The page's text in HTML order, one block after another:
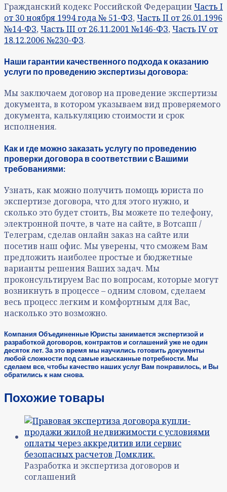
Гражданский кодекс Российской ФедерацииЧасть I
от 30 ноября 1994 года № 51-ФЗ, Часть II от 26.01.1996
№14-ФЗ, Часть III от 26.11.2001 №146-ФЗ, Часть IV от
18.12.2006 №230-ФЗ.
Наши гарантии качественного подхода к оказанию
услуги по проведению экспертизы договора:
Мы заключаем договор на проведение экспертизы
документа, в котором указываем вид проверяемого
документа, калькуляцию стоимости и срок
исполнения.
Как и где можно заказать услугу по проведению
проверки договора в соответствии с Вашими
требованиями:
Узнать, как можно получить помощь юриста по
экспертизе договора, что для этого нужно, и
сколько это будет стоить, Вы можете по телефону,
электронной почте, в чате на сайте, в Вотсапп /
Телеграм, сделав онлайн заказ на сайте или
посетив наш офис. Мы уверены, что сможем Вам
предложить наиболее простые и бюджетные
варианты решения Ваших задач. Мы
проконсультируем Вас по вопросам, которые могут
возникнуть в процессе – одним словом, сделаем
весь процесс легким и комфортным для Вас,
насколько это возможно.
Компания Объединенные Юристы занимается экспертизой и
разработкой договоров, контрактов и соглашений уже не один
десяток лет. За это время мы научились готовить документы
любой сложности под самые изысканные потребности. Мы
сделаем все, чтобы качество наших услуг Вам понравилось, и Вы
обратилиськ нам снова.
Похожие товары
Разработка и экспертиза договоров и
соглашений